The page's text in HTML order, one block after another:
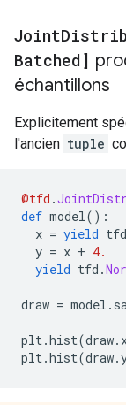
Joint
Batched]
échantillons
Explicitement
l'ancien tuple
@tfd .
def model():
x = yield tfd
y = x + 4.
yield tfd .
draw = model .
plt.hist(draw.
plt.hist(draw.